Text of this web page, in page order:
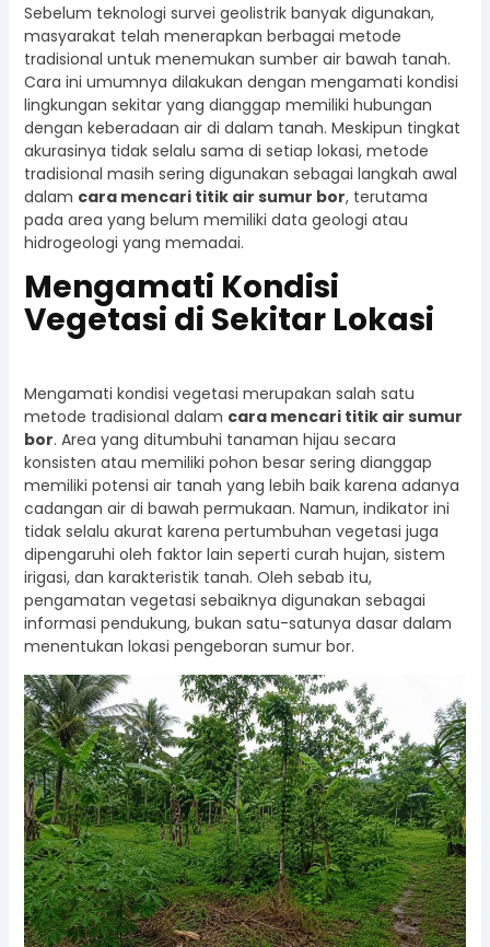
Sebelum teknologi survei geolistrik banyak digunakan,
masyarakat telah menerapkan berbagai metode
tradisional untuk menemukan sumber air bawah tanah.
Cara ini umumnya dilakukan dengan mengamati kondisi
lingkungan sekitar yang dianggap memiliki hubungan
dengan keberadaan air di dalam tanah. Meskipun tingkat
akurasinya tidak selalu sama di setiap lokasi, metode
tradisional masih sering digunakan sebagai langkah awal
dalam cara mencari titik air sumur bor, terutama
pada area yang belum memiliki data geologi atau
hidrogeologi yang memadai.
Mengamati Kondisi
Vegetasi di Sekitar Lokasi
Mengamati kondisi vegetasi merupakan salah satu
metode tradisional dalam cara mencari titik air sumur
bor. Area yang ditumbuhi tanaman hijau secara
konsisten atau memiliki pohon besar sering dianggap
memiliki potensi air tanah yang lebih baik karena adanya
cadangan air di bawah permukaan. Namun, indikator ini
tidak selalu akurat karena pertumbuhan vegetasi juga
dipengaruhi oleh faktor lain seperti curah hujan, sistem
irigasi, dan karakteristik tanah. Oleh sebab itu,
pengamatan vegetasi sebaiknya digunakan sebagai
informasi pendukung, bukan satu-satunya dasar dalam
menentukan lokasi pengeboran sumur bor.